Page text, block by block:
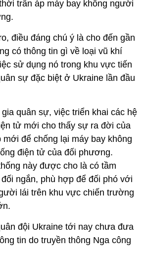
trấn áp máy bay không người
điều đáng chú ý là cho đến gần
có thông tin gì về loại vũ khí
sử dụng nó trong khu vực tiến
sự đặc biệt ở Ukraine lần đầu
quân sự, việc triển khai các hệ
tử mới cho thấy sự ra đời của
để chống lại máy bay không
điện tử của đối phương.
này được cho là có tầm
ngắn, phù hợp để đối phó với
lái trên khu vực chiến trường
đội Ukraine tới nay chưa đưa
tin do truyền thông Nga công